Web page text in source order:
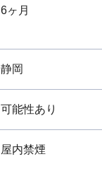
6ヶ月
静岡
可能性あり
屋内禁煙